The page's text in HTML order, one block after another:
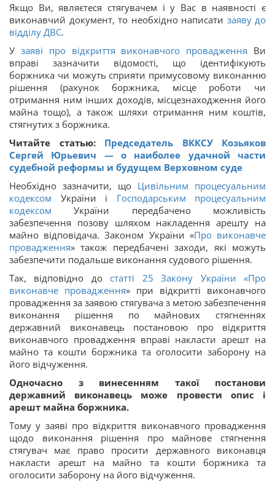
Якщо Ви, являєтеся стягувачем і у Вас в наявності є
виконавчий документ, то необхідно написати заяву до
відділу ДВС.
У заяві про відкриття виконавчого провадження Ви
вправі зазначити відомості, що ідентифікують
боржника чи можуть сприяти примусовому виконанню
рішення (рахунок боржника, місце роботи чи
отримання ним інших доходів, місцезнаходження його
майна тощо), а також шляхи отримання ним коштів,
стягнутих з боржника.
Читайте статью: Председатель ВККСУ Козьяков
Сергей Юрьевич — о наиболее удачной части
судебной реформы и будущем Верховном суде
Необхідно зазначити, що Цивільним процесуальним
кодексом України і Господарським процесуальним
кодексом України передбачено можливість
забезпечення позову шляхом накладення арешту на
майно відповідача. Законом України «Про виконавче
провадження» також передбачені заходи, які можуть
забезпечити подальше виконання судового рішення.
Так, відповідно достатті 25 Закону України «Про
виконавче провадження» при відкритті виконавчого
провадження за заявою стягувача з метою забезпечення
виконання рішення по майнових стягненнях
державний виконавець постановою про відкриття
виконавчого провадження вправі накласти арешт на
майно та кошти боржника та оголосити заборону на
його відчуження.
Одночасно з винесенням такої постанови
державний виконавець може провести опис і
арешт майна боржника.
Тому у заяві про відкриття виконавчого провадження
щодо виконання рішення про майнове стягнення
стягувач має право просити державного виконавця
накласти арешт на майно та кошти боржника та
оголосити заборону на його відчуження.